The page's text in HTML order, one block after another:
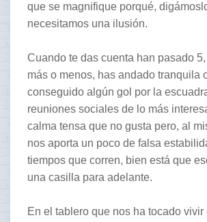
que se magnifique porqué,
necesitamos una ilusión.
Cuando te das cuenta han pasado
más o menos, has andado tranquila
conseguido algún gol por la
reuniones sociales de lo más
calma tensa que no gusta pero, al
nos aporta un poco de falsa
tiempos que corren, bien está que
una casilla para adelante.
En el tablero que nos ha tocado vivir